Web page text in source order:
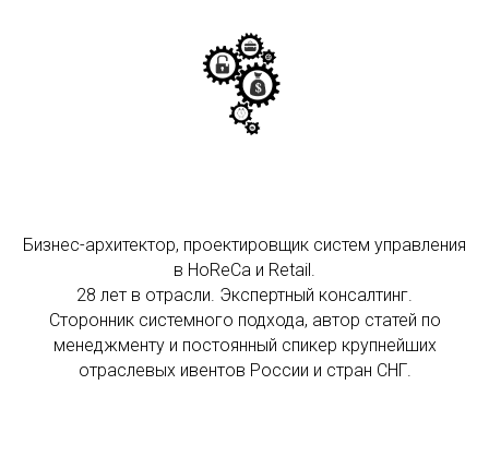
Бизнес-архитектор, проектировщик систем управления
в HoReCa и Retail.
28 лет в отрасли. Экспертный консалтинг.
Сторонник системного подхода, автор статей по
менеджменту и постоянный спикер крупнейших
отраслевых ивентов России и стран СНГ.